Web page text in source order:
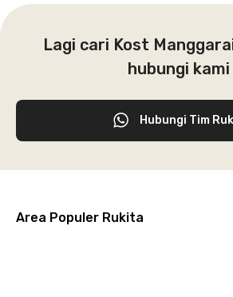
Lagi cari Kost
hubungi kami
Hubungi Tim
Area Populer Rukita